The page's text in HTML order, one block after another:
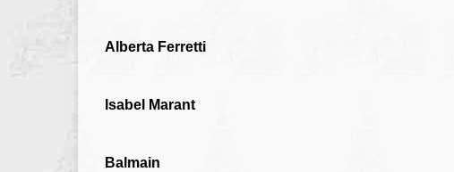
Alberta Ferretti
Isabel Marant
Balmain